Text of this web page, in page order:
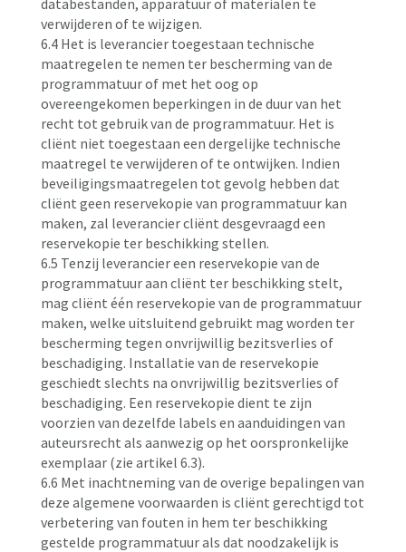
databestanden, apparatuur of materialen te
verwijderen of te wijzigen.
6.4 Het is leverancier toegestaan technische
maatregelen te nemen ter bescherming van de
programmatuur of met het oog op
overeengekomen beperkingen in de duur van het
recht tot gebruik van de programmatuur. Het is
cliënt niet toegestaan een dergelijke technische
maatregel te verwijderen of te ontwijken. Indien
beveiligingsmaatregelen tot gevolg hebben dat
cliënt geen reservekopie van programmatuur kan
maken, zal leverancier cliënt desgevraagd een
reservekopie ter beschikking stellen.
6.5 Tenzij leverancier een reservekopie van de
programmatuur aan cliënt ter beschikking stelt,
mag cliënt één reservekopie van de programmatuur
maken, welke uitsluitend gebruikt mag worden ter
bescherming tegen onvrijwillig bezitsverlies of
beschadiging. Installatie van de reservekopie
geschiedt slechts na onvrijwillig bezitsverlies of
beschadiging. Een reservekopie dient te zijn
voorzien van dezelfde labels en aanduidingen van
auteursrecht als aanwezig op het oorspronkelijke
exemplaar (zie artikel 6.3).
6.6 Met inachtneming van de overige bepalingen van
deze algemene voorwaarden is cliënt gerechtigd tot
verbetering van fouten in hem ter beschikking
gestelde programmatuur als dat noodzakelijk is